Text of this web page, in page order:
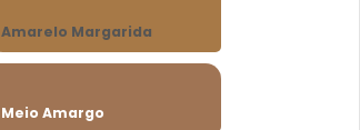
Amarelo Margarida
Meio Amargo